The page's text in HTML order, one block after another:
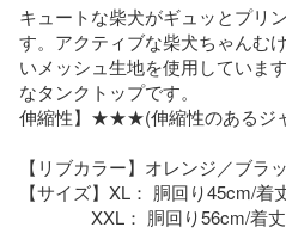
キュートな柴犬がギュッとプリ
す。アクティブな柴犬ちゃんむ
いメッシュ生地を使用していま
なタンクトップです。
伸縮性】★★★(伸縮性のあるジ
【リブカラー】オレンジ／ブラ
【サイズ】XL： 胴回り45cm/着
XXL： 胴回り56cm/着丈